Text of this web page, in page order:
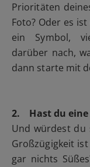
Prioritäten
Foto? Oder es
ein Symbol,
darüber nach,
dann starte mit
2. Hast du eine
Und würdest du
Großzügigkeit
gar nichts